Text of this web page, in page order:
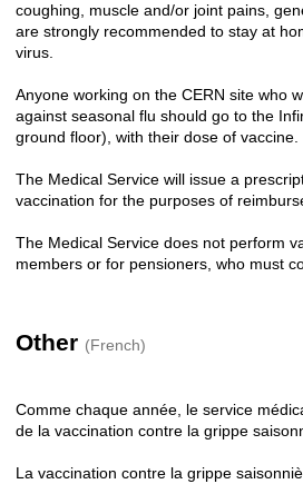
coughing, muscle and/or joint pains,
are strongly recommended to stay at
virus.
Anyone working on the CERN site who
against seasonal flu should go to the
ground floor), with their dose of vaccine.
The Medical Service will issue a
vaccination for the purposes of
The Medical Service does not perform
members or for pensioners, who must
Other (French)
Comme chaque année, le service
de la vaccination contre la grippe
La vaccination contre la grippe